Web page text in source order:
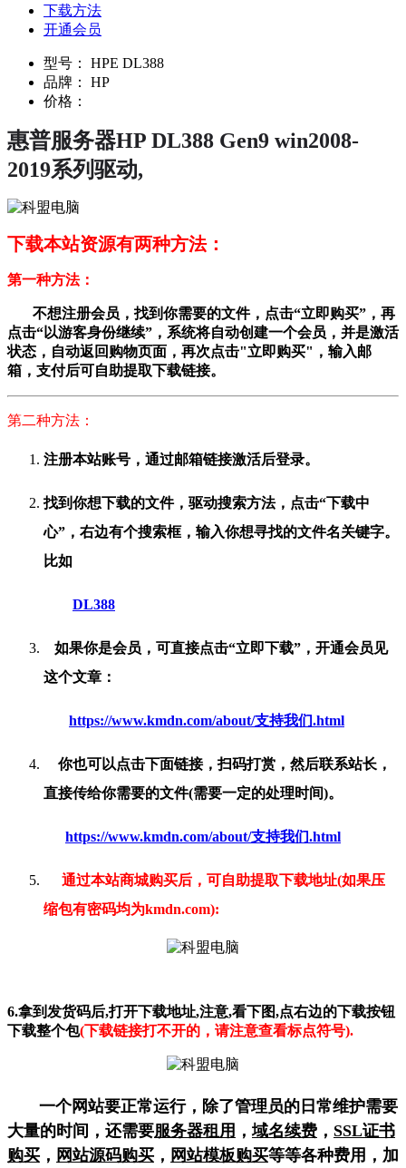
下载方法
开通会员
型号：
HPE DL388
品牌：
HP
价格：
惠普服务器HP DL388 Gen9 win2008-
2019系列驱动,
下载本站资源有两种方法：
第一种方法：
不想注册会员，找到你需要的文件，点击“立即购买”，再
点击“以游客身份继续”，系统将自动创建一个会员，并是激活
状态，自动返回购物页面，再次点击"立即购买"，输入邮
箱，支付后可自助提取下载链接。
第二种方法：
注册本站账号，通过邮箱链接激活后登录。
找到你想下载的文件，驱动搜索方法，点击“下载中
心”，右边有个搜索框，输入你想寻找的文件名关键字。
比如
DL388
如果你是会员，可直接点击“立即下载”，开通会员见
这个文章：
https://www.kmdn.com/about/支持我们.html
你也可以点击下面链接，扫码打赏，然后联系站长，
直接传给你需要的文件(需要一定的处理时间)。
https://www.kmdn.com/about/支持我们.html
通过本站商城购买后，可自助提取下载地址(如果压
缩包有密码均为kmdn.com):
6.拿到发货码后,打开下载地址,注意,看下图,点右边的下载按钮
下载整个包(下载链接打不开的，请注意查看标点符号).
一个网站要正常运行，除了管理员的日常维护需要
大量的时间，还需要服务器租用 ，域名续费 ， SSL证书
购买 ， 网站源码购买 ， 网站模板购买等等各种费用，加